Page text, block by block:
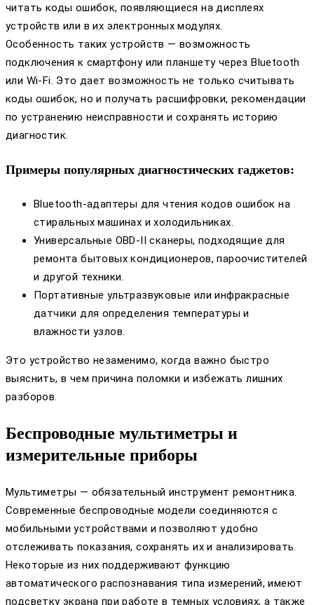
читать коды ошибок, появляющиеся на дисплеях
устройств или в их электронных модулях.
Особенность таких устройств — возможность
подключения к смартфону или планшету через Bluetooth
или Wi-Fi. Это дает возможность не только считывать
коды ошибок, но и получать расшифровки, рекомендации
по устранению неисправности и сохранять историю
диагностик.
Примеры популярных диагностических гаджетов:
Bluetooth-адаптеры для чтения кодов ошибок на
стиральных машинах и холодильниках.
Универсальные OBD-II сканеры, подходящие для
ремонта бытовых кондиционеров, пароочистителей
и другой техники.
Портативные ультразвуковые или инфракрасные
датчики для определения температуры и
влажности узлов.
Это устройство незаменимо, когда важно быстро
выяснить, в чем причина поломки и избежать лишних
разборов.
Беспроводные мультиметры и
измерительные приборы
Мультиметры — обязательный инструмент ремонтника.
Современные беспроводные модели соединяются с
мобильными устройствами и позволяют удобно
отслеживать показания, сохранять их и анализировать.
Некоторые из них поддерживают функцию
автоматического распознавания типа измерений, имеют
подсветку экрана при работе в темных условиях, а также